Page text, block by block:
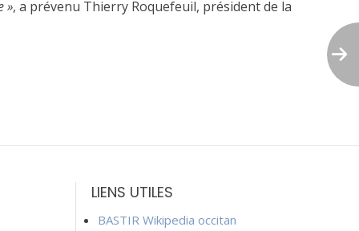
», a prévenu Thierry Roquefeuil, président de la
LIENS UTILES
BASTIR Wikipedia occitan